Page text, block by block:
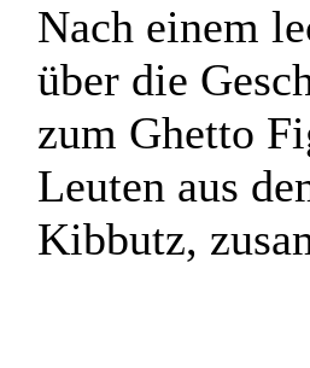
Nach einem
über die
zum Ghetto
Leuten aus
Kibbutz,